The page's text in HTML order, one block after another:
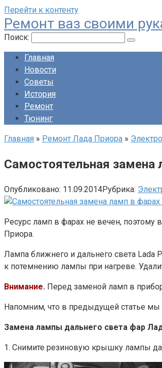
Перейти к контенту
Ремонт ваз своими
Поиск:
Главная
Новости
Советы
История
Ремонт
Тюнинг
Главная » Ремонт Лада Приора »
Самостоятельная
Опубликовано: 11.09.2014Рубрика:
Ресурс ламп в фарах не вечен, поэтому
Приора.
Лампа ближнего и дальнего света Lada
к потемнению лампы при нагреве.
Внимание. Перед заменой ламп в
Напомним, что в предыдущей статье мы
Замена лампы дальнего света фар
1. Снимите резиновую крышку лампы